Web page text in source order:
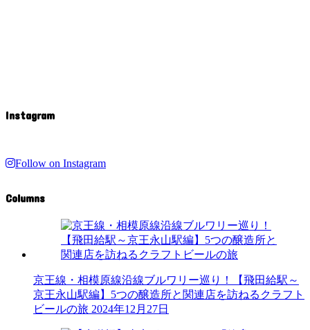
Instagram
Follow on Instagram
Columns
京王線・相模原線沿線ブルワリー巡り！【飛田給駅～
京王永山駅編】5つの醸造所と関連店を訪ねるクラフト
ビールの旅 2024年12月27日